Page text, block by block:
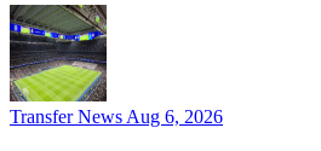
Transfer News Aug 6, 2026